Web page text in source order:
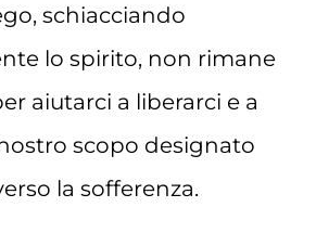
schiacciando
lo spirito, non rimane
aiutarci a liberarci e a
scopo designato
la sofferenza.